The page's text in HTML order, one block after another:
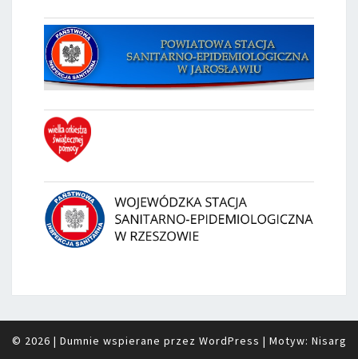
© 2026 | Dumnie wspierane przez WordPress | Motyw: Nisarg